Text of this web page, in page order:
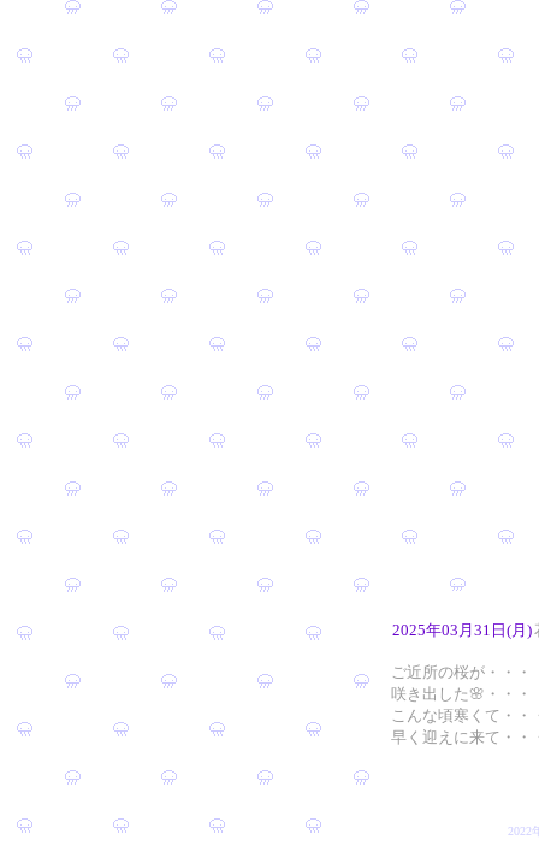
2025年03月31日(月)
ご近所の桜が・・・
咲き出した🌸・・・
こんな頃寒くて・・
早く迎えに来て・・
2022